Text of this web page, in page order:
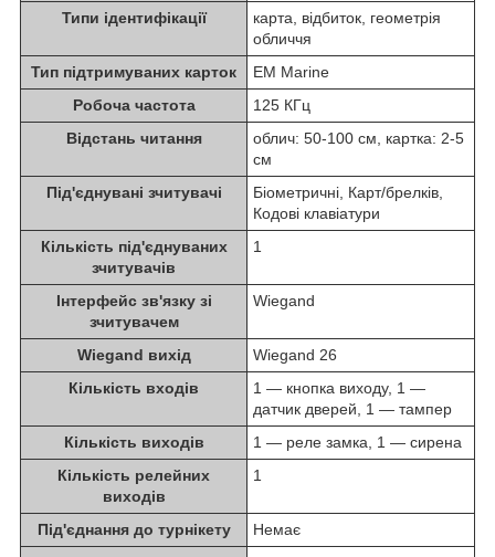
Типи ідентифікації
карта, відбиток, геометрія
обличчя
Тип підтримуваних карток
EM Marine
Робоча частота
125 КГц
Відстань читання
облич: 50-100 см, картка: 2-5
см
Під'єднувані зчитувачі
Біометричні, Карт/брелків,
Кодові клавіатури
Кількість під'єднуваних
зчитувачів
1
Інтерфейс зв'язку зі
зчитувачем
Wiegand
Wiegand вихід
Wiegand 26
Кількість входів
1 — кнопка виходу, 1 —
датчик дверей, 1 — тампер
Кількість виходів
1 — реле замка, 1 — сирена
Кількість релейних
виходів
1
Під'єднання до турнікету
Немає